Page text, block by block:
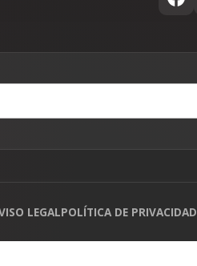
LEGALPOLÍTICA DE PRIVACIDAD